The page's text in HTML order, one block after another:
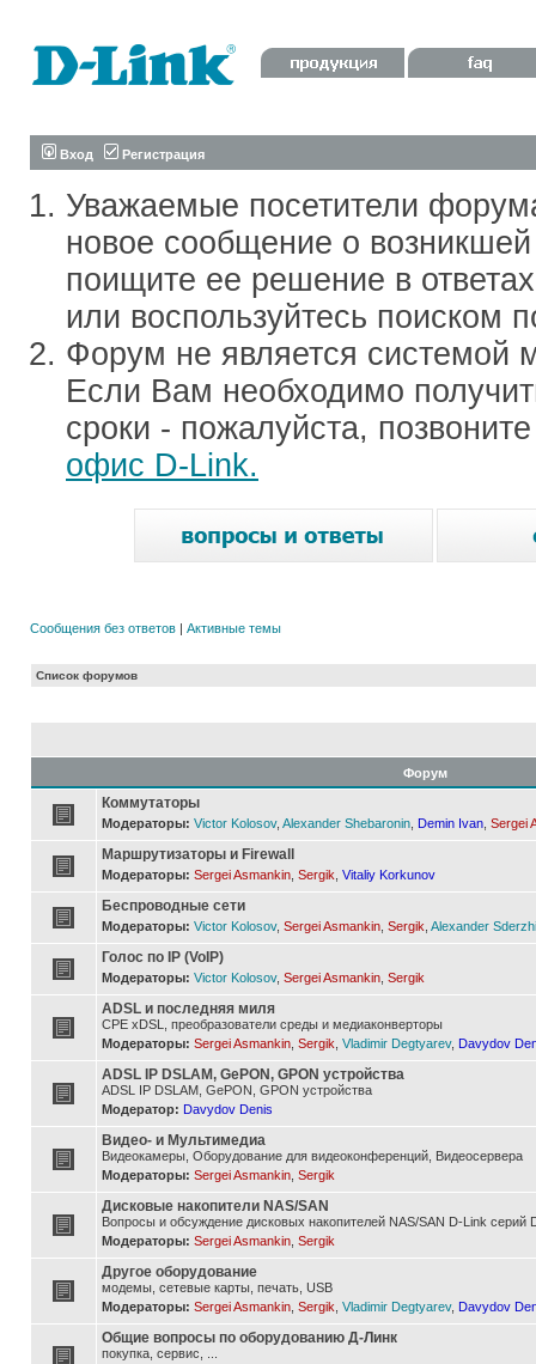
Вход Регистрация
Уважаемые посетители
новое сообщение о
поищите ее решение в
или воспользуйтесь поиском
Форум не является системой
Если Вам необходимо
сроки - пожалуйста,
офис D-Link.
Сообщения без ответов | Активные темы
Список форумов
Форум
Коммутаторы
Модераторы: Victor Kolosov, Alexander Shebaronin Demin Ivan Sergei
Маршрутизаторы и Firewall
Модераторы: Sergei Asmankin Sergik Vitaliy Korkunov
Беспроводные сети
Модераторы: Victor Kolosov, Sergei Asmankin Sergik Alexander
Голос по IP (VoIP)
Модераторы: Victor Kolosov, Sergei Asmankin Sergik
ADSL и последняя миля
CPE xDSL, преобразователи среды и медиаконверторы
Модераторы: Sergei Asmankin Sergik Vladimir Degtyarev, Davydov
ADSL IP DSLAM, GePON, GPON устройства
ADSL IP DSLAM, GePON, GPON устройства
Модератор: Davydov Denis
Видео- и Мультимедиа
Видеокамеры, Оборудование для видеоконференций, Видеосервера
Модераторы: Sergei Asmankin Sergik
Дисковые накопители NAS/SAN
Вопросы и обсуждение дисковых накопителей NAS/SAN D-Link серий
Модераторы: Sergei Asmankin Sergik
Другое оборудование
модемы, сетевые карты, печать, USB
Модераторы: Sergei Asmankin Sergik Vladimir Degtyarev, Davydov
Общие вопросы по оборудованию Д-Линк
покупка, сервис, ...